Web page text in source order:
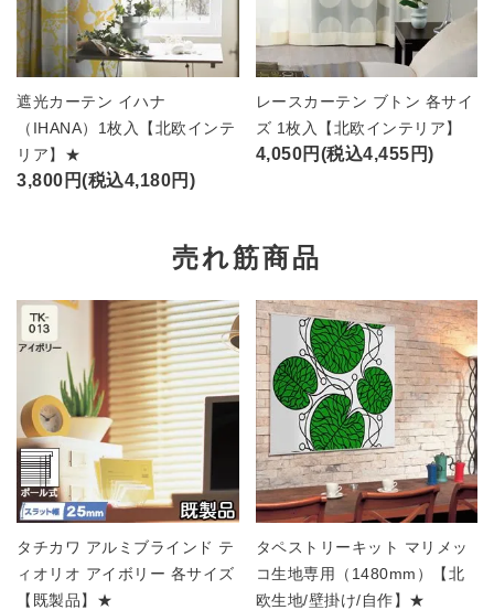
遮光カーテン イハナ
（IHANA）1枚入【北欧インテ
リア】★
3,800円(税込4,180円)
レースカーテン ブトン 各サイ
ズ 1枚入【北欧インテリア】
4,050円(税込4,455円)
売れ筋商品
タチカワ アルミブラインド テ
ィオリオ アイボリー 各サイズ
【既製品】★
タペストリーキット マリメッ
コ生地専用（1480mm）【北
欧生地/壁掛け/自作】★